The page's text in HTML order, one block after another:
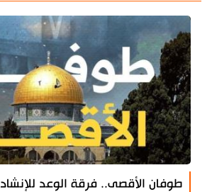
طوفان الأقصى.. فرقة الوعد للإنشاد